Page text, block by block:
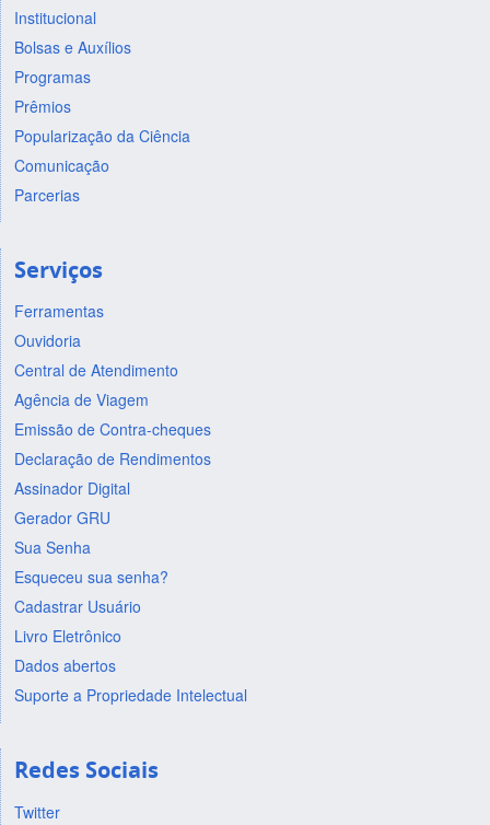
Institucional
Bolsas e Auxílios
Programas
Prêmios
Popularização da Ciência
Comunicação
Parcerias
Serviços
Ferramentas
Ouvidoria
Central de Atendimento
Agência de Viagem
Emissão de Contra-cheques
Declaração de Rendimentos
Assinador Digital
Gerador GRU
Sua Senha
Esqueceu sua senha?
Cadastrar Usuário
Livro Eletrônico
Dados abertos
Suporte a Propriedade Intelectual
Redes Sociais
Twitter